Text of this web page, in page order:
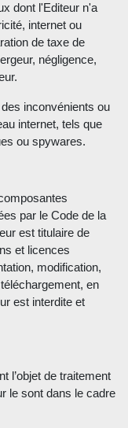
dont l'Editeur n'a
internet ou
de taxe de
négligence,
inconvénients ou
internet, tels que
ou spywares.
par le Code de la
est titulaire de
et licences
modification,
en
est interdite et
l’objet de traitement
le sont dans le cadre